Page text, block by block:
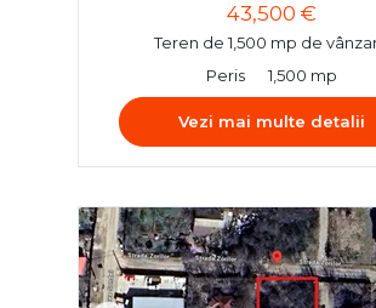
43,500 €
Teren de 1,500 mp de
Peris
1,500 mp
Vezi mai multe detalii